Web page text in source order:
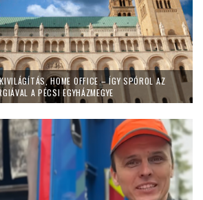
HOME OFFICE – ÍGY SPÓROL AZ
A PÉCSI EGYHÁZMEGYE